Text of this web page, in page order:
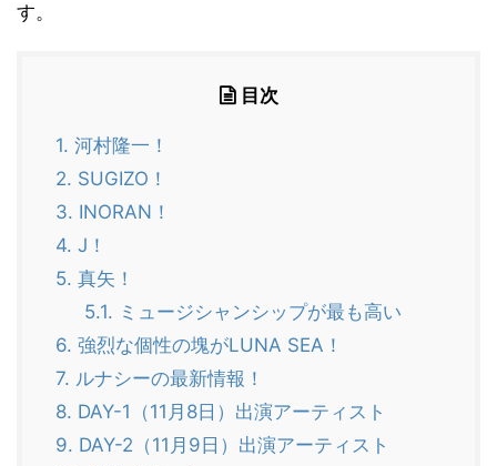
す。
目次
1. 河村隆一！
2. SUGIZO！
3. INORAN！
4. J！
5. 真矢！
5.1. ミュージシャンシップが最も高い
6. 強烈な個性の塊がLUNA SEA！
7. ルナシーの最新情報！
8. DAY-1（11月8日）出演アーティスト
9. DAY-2（11月9日）出演アーティスト